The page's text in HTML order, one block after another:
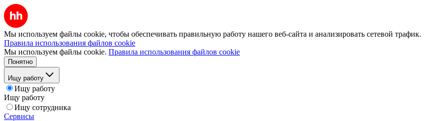
Мы используем файлы cookie, чтобы обеспечивать правильную работу нашего веб-сайта и анализировать сетевой трафик.
Правила использования файлов cookie
Мы используем файлы cookie. Правила использования файлов cookie
Понятно
Ищу работу
Ищу работу
Ищу работу
Ищу сотрудника
Сервисы